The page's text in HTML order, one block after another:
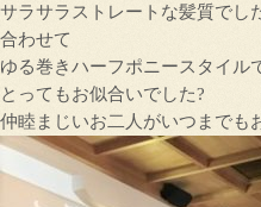
サラサラストレートな髪質でし
合わせて
ゆる巻きハーフポニースタイル
とってもお似合いでした?
仲睦まじいお二人がいつまでも